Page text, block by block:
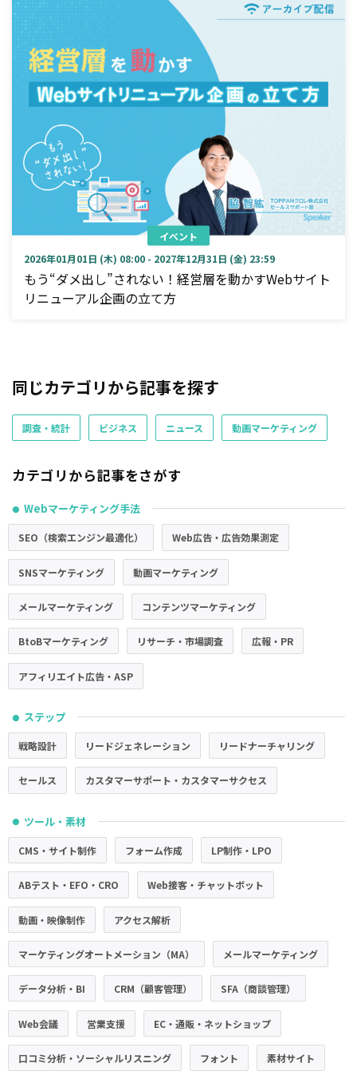
イベント
2026年01月01日 (木) 08:00 - 2027年12月31日 (金) 23:59
もう“ダメ出し”されない！経営層を動かすWebサイト
リニューアル企画の立て方
同じカテゴリから記事を探す
調査・統計 ビジネス ニュース 動画マーケティング
カテゴリから記事をさがす
● Webマーケティング手法
SEO（検索エンジン最適化） Web広告・広告効果測定
SNSマーケティング 動画マーケティング
メールマーケティング コンテンツマーケティング
BtoBマーケティング リサーチ・市場調査 広報・PR
アフィリエイト広告・ASP
● ステップ
戦略設計 リードジェネレーション リードナーチャリング
セールス カスタマーサポート・カスタマーサクセス
● ツール・素材
CMS・サイト制作 フォーム作成 LP制作・LPO
ABテスト・EFO・CRO Web接客・チャットボット
動画・映像制作 アクセス解析
マーケティングオートメーション（MA） メールマーケティング
データ分析・BI CRM（顧客管理） SFA（商談管理）
Web会議 営業支援 EC・通販・ネットショップ
口コミ分析・ソーシャルリスニング フォント 素材サイト